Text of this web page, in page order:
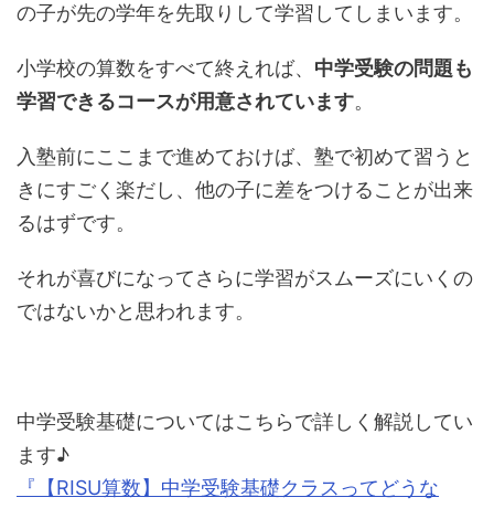
の子が先の学年を先取りして学習してしまいます。
小学校の算数をすべて終えれば、 中学受験の問題も
学習できるコースが用意されています。
入塾前にここまで進めておけば、塾で初めて習うと
きにすごく楽だし、他の子に差をつけることが出来
るはずです。
それが喜びになってさらに学習がスムーズにいくの
ではないかと思われます。
中学受験基礎についてはこちらで詳しく解説してい
ます♪
『【RISU算数】中学受験基礎クラスってどうな